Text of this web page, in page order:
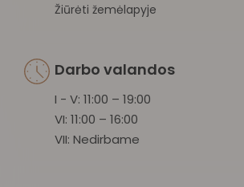
Žiūrėti žemėlapyje
Darbo valandos
I - V: 11:00 – 19:00
VI: 11:00 – 16:00
VII: Nedirbame